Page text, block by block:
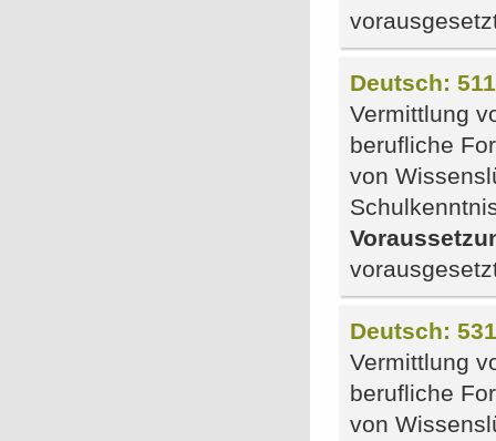
Deutsch:
Vermittlung
berufliche
von
Deutsch:
Vermittlung
berufliche
von